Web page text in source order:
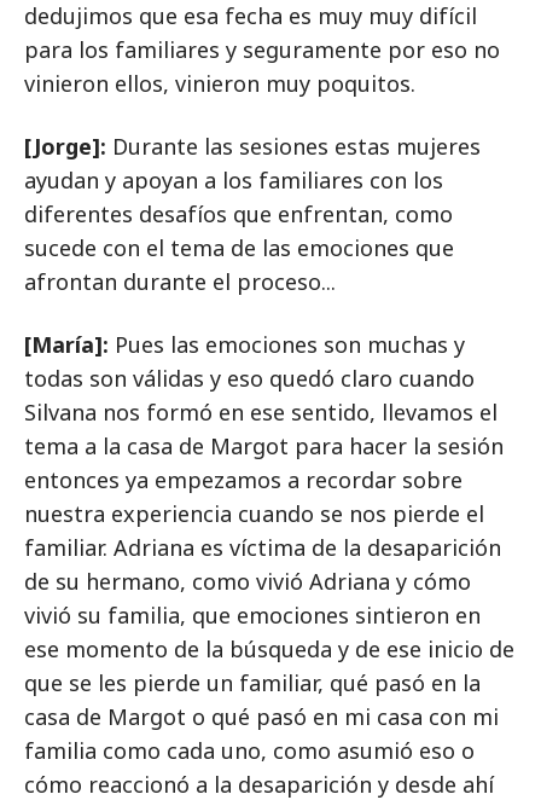
dedujimos que esa fecha es muy muy difícil
para los familiares y seguramente por eso no
vinieron ellos, vinieron muy poquitos.
[Jorge]: Durante las sesiones estas mujeres
ayudan y apoyan a los familiares con los
diferentes desafíos que enfrentan, como
sucede con el tema de las emociones que
afrontan durante el proceso...
[María]: Pues las emociones son muchas y
todas son válidas y eso quedó claro cuando
Silvana nos formó en ese sentido, llevamos el
tema a la casa de Margot para hacer la sesión
entonces ya empezamos a recordar sobre
nuestra experiencia cuando se nos pierde el
familiar. Adriana es víctima de la desaparición
de su hermano, como vivió Adriana y cómo
vivió su familia, que emociones sintieron en
ese momento de la búsqueda y de ese inicio de
que se les pierde un familiar, qué pasó en la
casa de Margot o qué pasó en mi casa con mi
familia como cada uno, como asumió eso o
cómo reaccionó a la desaparición y desde ahí